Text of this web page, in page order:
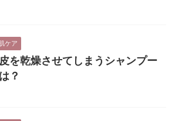
ケア
を乾燥させてしまうシャンプー
？